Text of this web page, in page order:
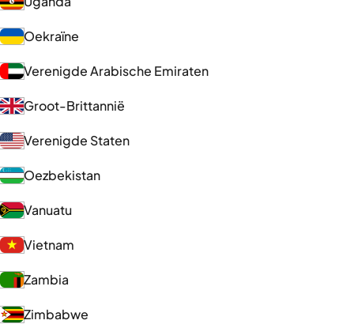
Oekraïne
Verenigde Arabische Emiraten
Groot-Brittannië
Verenigde Staten
Oezbekistan
Vanuatu
Vietnam
Zambia
Zimbabwe